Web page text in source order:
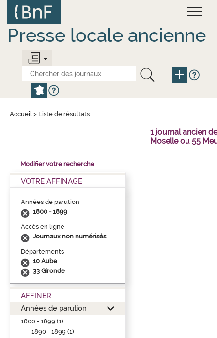
contenu
principal
Presse locale ancienne
Accueil > Liste de résultats
1 journal ancien
Moselle ou 55
Modifier votre recherche
VOTRE AFFINAGE
Années de parution
1800 - 1899
Accès en ligne
Journaux non numérisés
Départements
10 Aube
33 Gironde
AFFINER
Années de parution
1800 - 1899 (1)
1890 - 1899 (1)
Panneau de gestion des cookies